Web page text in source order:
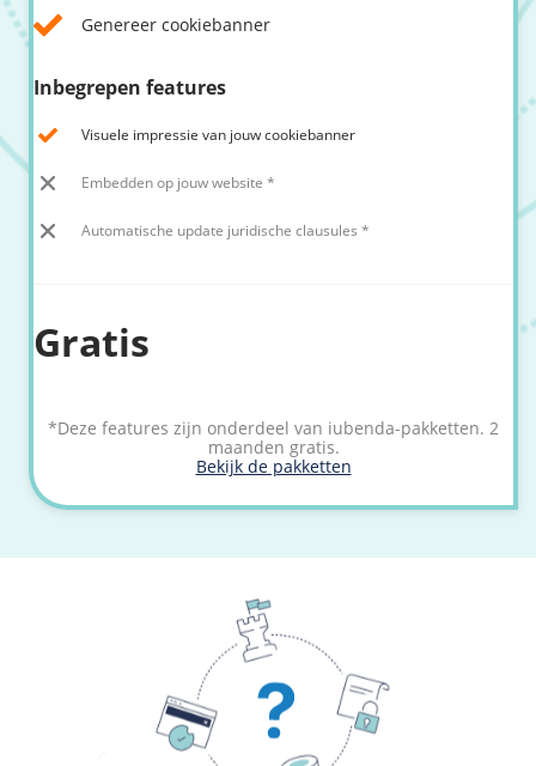
Networking
Load Balancer
Private Network
VPS-Firewall
Storage
Weekly Backups
API
Prijsoverzicht
Secret management
Genereer cookiebanner
Inbegrepen features
Visuele impressie van jouw cookiebanner
Embedden op jouw website *
Automatische update juridische clausules *
Gratis
*Deze features zijn onderdeel van iubenda-pakketten. 2
maanden gratis.
Bekijk de pakketten